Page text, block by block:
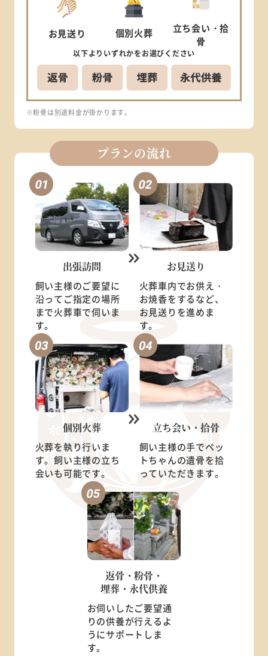
お見送り 個別火葬 立ち会い ・拾
骨
以下より いずれかをお選びください
※粉骨は別途料金が掛かります。
プランの流れ
出張訪問
飼い主様のご要望に
沿ってご指定の場所
まで火葬車で伺いま
す。
お見送り
火葬車内でお供え・
お焼香をするなど、
お見送りを進めま
す。
個別火葬
火葬を執り行いま
す。飼い主様の立ち
会いも可能です。
立ち会い・拾骨
飼い主様の手でペッ
トちゃんの遺骨を拾
っていただきます。
返骨・粉骨・
埋葬・永代供養
お伺いしたご要望通
りの供養が行えるよ
うにサポートしま
す。